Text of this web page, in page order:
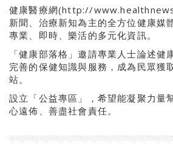
健康醫療網(http://
新聞、治療新知為主的全方位健康媒
專業、即時、樂活的多元化資訊。
「健康部落格」邀請專業人士論述健
完善的保健知識與服務，成為民眾獲
站。
設立「公益專區」，希望能凝聚力量
心遠佈、善盡社會責任。